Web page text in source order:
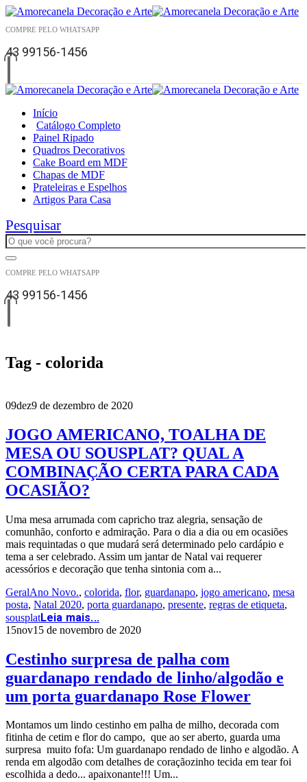
COMPRE PELO WHATSAPP
43 99156-1456
Início
Catálogo Completo
Painel Ripado
Quadros Decorativos
Cake Board em MDF
Chapas de MDF
Prateleiras e Espelhos
Artigos Para Casa
Pesquisar
COMPRE PELO WHATSAPP
43 99156-1456
Tag - colorida
09dez9 de dezembro de 2020
JOGO AMERICANO, TOALHA DE
MESA OU SOUSPLAT? QUAL A
COMBINAÇÃO CERTA PARA CADA
OCASIÃO?
Uma mesa arrumada com capricho traz alegria, sensação de
comunhão, conforto e admiração. Para o dia a dia ou em ocasiões
mais requintadas o que mudará será determinado pelo cardápio e
tema a ser celebrado. Assim um jantar de Natal vai requerer
acessórios e decoração que tenha sintonia com a...
GeralAno Novo., colorida, flor, guardanapo, jogo americano, mesa
posta, Natal 2020, porta guardanapo, presente, regras de etiqueta,
sousplatLeia mais...
15nov15 de novembro de 2020
Cestinho surpresa de palha com
guardanapo rendado de linho/algodão e
um porta guardanapo Rose Flower
Montamos um lindo cestinho em palha de milho, decorada com
fitinha de cetim e flor do campo, que ao ser aberto, guarda uma
surpresa muito fofa: Um guardanapo rendado de linho e algodão. A
renda em algodão com detalhes de coraçãozinho tecida em tear foi
escolhida a dedo... apaixonante!!! Um...